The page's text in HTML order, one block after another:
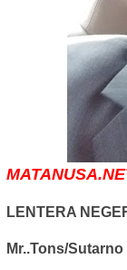
LENTERA
Mr..Tons/